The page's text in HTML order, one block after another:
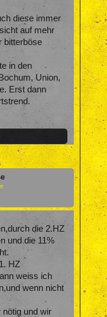
diese immer
auf mehr
bitterböse
in den
Union,
Erst dann
die 2.HZ
und die 11%
HZ
weiss ich
wenn nicht
nötig und wir